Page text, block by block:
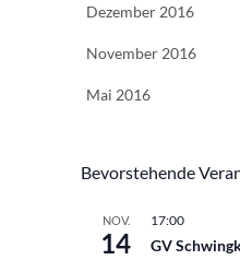
Dezember 2016
November 2016
Mai 2016
Bevorstehende
NOV.
14
17:00
GV